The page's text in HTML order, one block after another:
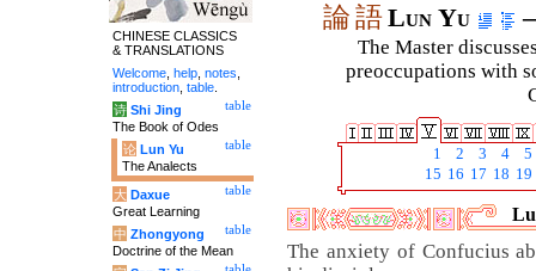
論語Lun Yu
The Master
preoccupations with
1 2 3 4
5
15 16 17 18 19
The anxiety of Confucius
CHINESE CLASSICS
& TRANSLATIONS
Welcome help notes
introduction table
table
诗 Shi Jing
The Book of Odes
table
论 Lun Yu
The Analects
table
大 Daxue
Great Learning
table
中 Zhongyong
Doctrine of the Mean